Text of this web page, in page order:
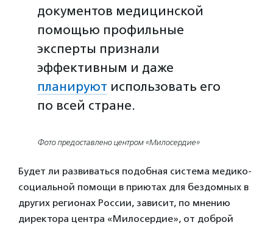
документов медицинской
помощью профильные
эксперты признали
эффективным и даже
планируют использовать его
по всей стране.
Фото предоставлено центром «Милосердие»
Будет ли развиваться подобная система медико-
социальной помощи в приютах для бездомных в
других регионах России, зависит, по мнению
директора центра «Милосердие», от доброй